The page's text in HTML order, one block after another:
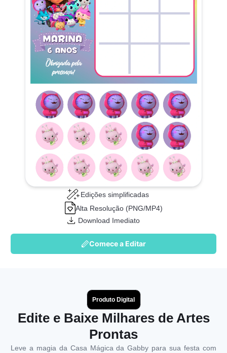
Edições simplificadas
Alta Resolução (PNG/MP4)
Download Imediato
Comece a Editar
Produto Digital
Edite e Baixe Milhares de Artes
Prontas
Leve a magia da Casa Mágica da Gabby para sua festa com